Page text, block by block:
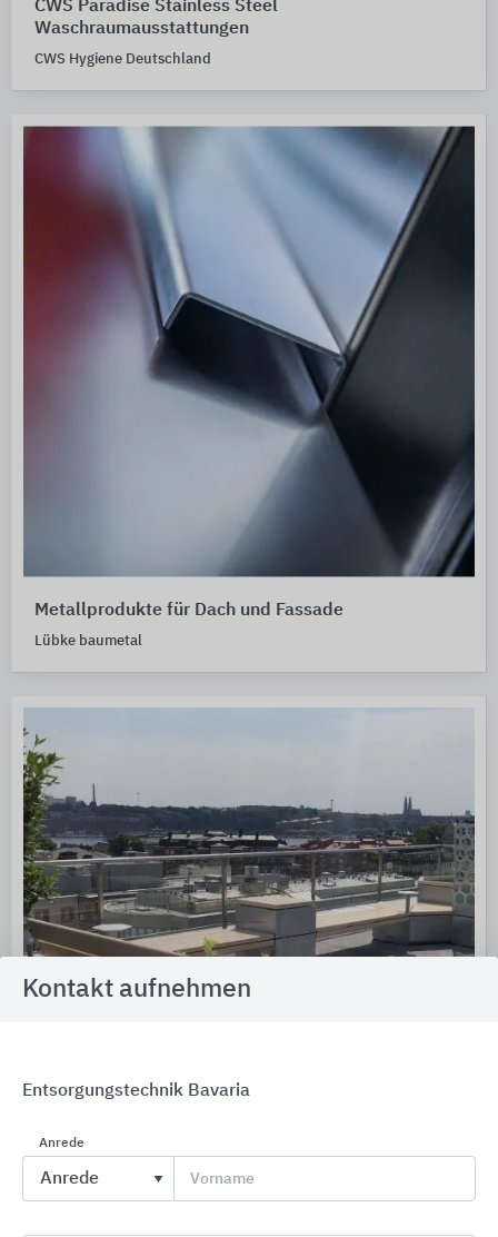
CWS Paradise Stainless Steel
Waschraumausstattungen
CWS Hygiene Deutschland
Metallprodukte für Dach und Fassade
Lübke baumetal
Kontakt aufnehmen
Entsorgungstechnik Bavaria
Anrede
Vorname